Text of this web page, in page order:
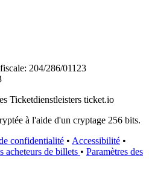
204/286/01123
Ticketdienstleisters ticket.io
à l'aide d'un cryptage 256 bits.
confidentialité • Accessibilité •
acheteurs de billets • Paramètres des